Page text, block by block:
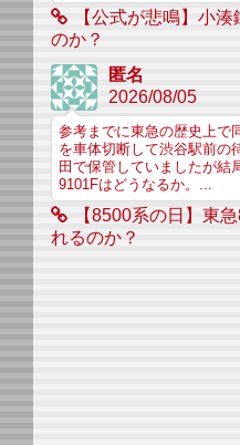
【公式が悲鳴】小
のか？
匿名
2026/08/05
参考までに東急の歴史上で
を車体切断して渋谷駅前の
田で保管していましたが結
9101Fはどうなるか。...
【8500系の日】東
れるのか？